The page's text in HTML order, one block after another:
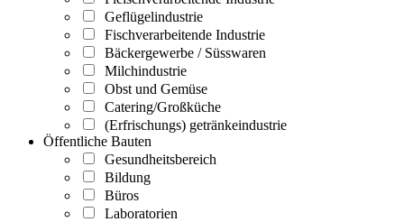
Geflügelindustrie
Fischverarbeitende Industrie
Bäckergewerbe / Süsswaren
Milchindustrie
Obst und Gemüse
Catering/Großküche
(Erfrischungs) getränkeindustrie
Öffentliche Bauten
Gesundheitsbereich
Bildung
Büros
Laboratorien